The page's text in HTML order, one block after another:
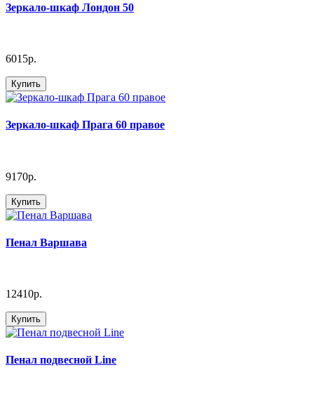
Зеркало-шкаф Лондон 50
6015р.
Купить
Зеркало-шкаф Прага 60 правое
9170р.
Купить
Пенал Варшава
12410р.
Купить
Пенал подвесной Line